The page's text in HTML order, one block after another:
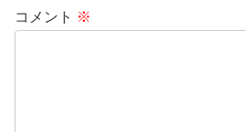
コメント ※